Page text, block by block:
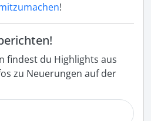
!
findest du Highlights aus
zu Neuerungen auf der